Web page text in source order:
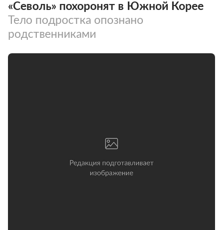
«Севоль» похоронят в Южной Корее
Тело подростка опознано
родственниками